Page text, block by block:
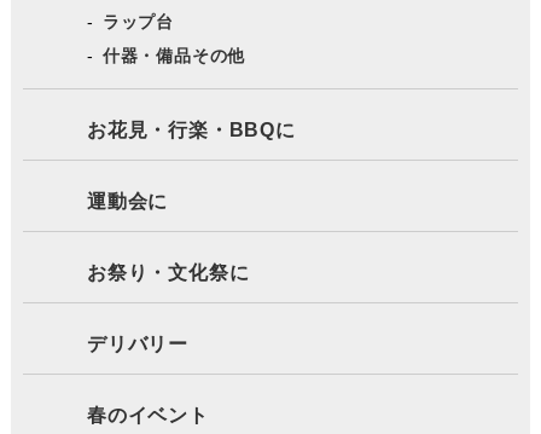
ラップ台
什器・備品その他
お花見・行楽・BBQに
運動会に
お祭り・文化祭に
デリバリー
春のイベント